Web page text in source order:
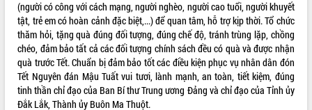
(người có công với cách mạng, người nghèo, người cao tuổi, người khuyết
tật, trẻ em có hoàn cảnh đặc biệt,...) để quan tâm, hỗ trợ kịp thời. Tổ chức
thăm hỏi, tặng quà đúng đối tượng, đúng chế độ, tránh trùng lặp, chồng
chéo, đảm bảo tất cả các đối tượng chính sách đều có quà và được nhận
quà trước Tết. Chuẩn bị đảm bảo tốt các điều kiện phục vụ nhân dân đón
Tết Nguyên đán Mậu Tuất vui tươi, lành mạnh, an toàn, tiết kiệm, đúng
tinh thần chỉ đạo của Ban Bí thư Trung ương Đảng và chỉ đạo của Tỉnh ủy
Đắk Lắk, Thành ủy Buôn Ma Thuột.